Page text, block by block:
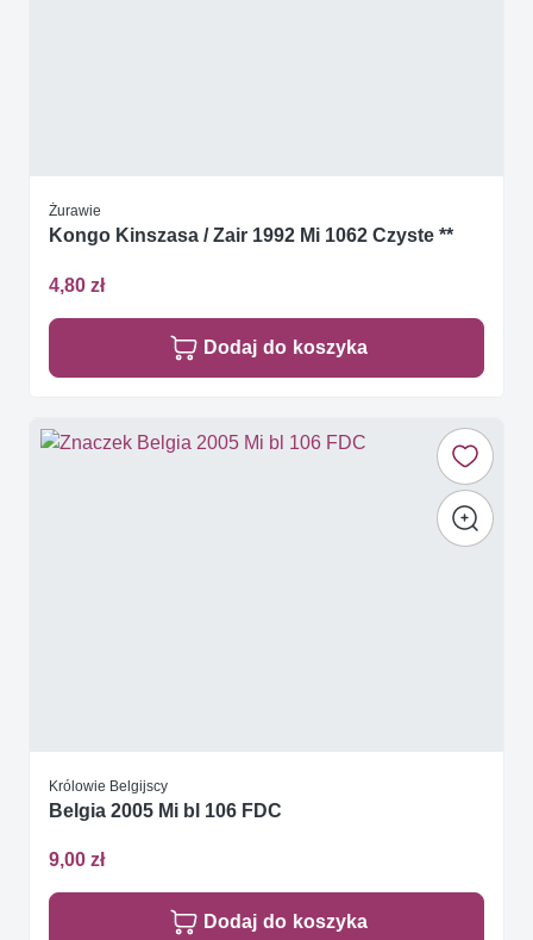
Żurawie
Kongo Kinszasa / Zair 1992 Mi 1062 Czyste **
4,80 zł
Dodaj do koszyka
Królowie Belgijscy
Belgia 2005 Mi bl 106 FDC
9,00 zł
Dodaj do koszyka